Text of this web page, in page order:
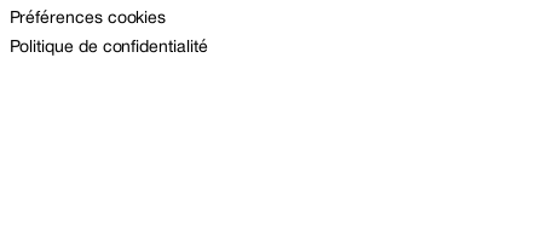
Préférences cookies
Politique de confidentialité